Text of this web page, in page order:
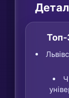
Топ-